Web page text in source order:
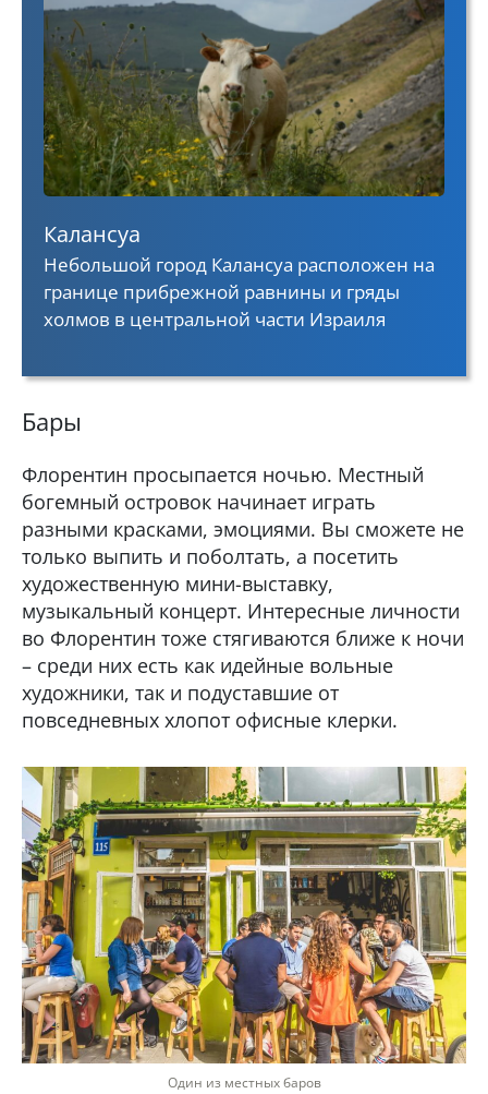
Калансуа
Небольшой город Калансуа расположен на
границе прибрежной равнины и гряды
холмов в центральной части Израиля
Бары
Флорентин просыпается ночью. Местный
богемный островок начинает играть
разными красками, эмоциями. Вы сможете не
только выпить и поболтать, а посетить
художественную мини-выставку,
музыкальный концерт. Интересные личности
во Флорентин тоже стягиваются ближе к ночи
– среди них есть как идейные вольные
художники, так и подуставшие от
повседневных хлопот офисные клерки.
Один из местных баров